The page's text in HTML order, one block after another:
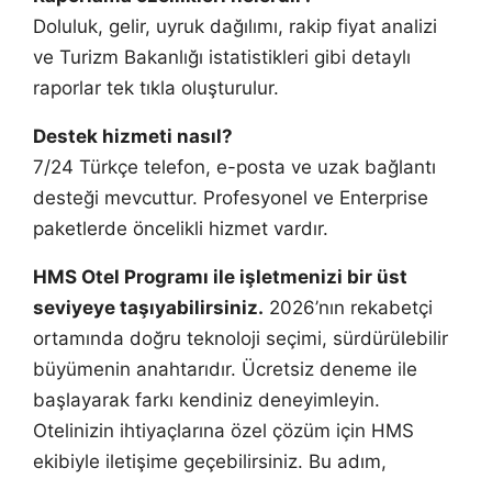
Doluluk, gelir, uyruk dağılımı, rakip fiyat analizi
ve Turizm Bakanlığı istatistikleri gibi detaylı
raporlar tek tıkla oluşturulur.
Destek hizmeti nasıl?
7/24 Türkçe telefon, e-posta ve uzak bağlantı
desteği mevcuttur. Profesyonel ve Enterprise
paketlerde öncelikli hizmet vardır.
HMS Otel Programı ile işletmenizi bir üst
seviyeye taşıyabilirsiniz. 2026’nın rekabetçi
ortamında doğru teknoloji seçimi, sürdürülebilir
büyümenin anahtarıdır. Ücretsiz deneme ile
başlayarak farkı kendiniz deneyimleyin.
Otelinizin ihtiyaçlarına özel çözüm için HMS
ekibiyle iletişime geçebilirsiniz. Bu adım,